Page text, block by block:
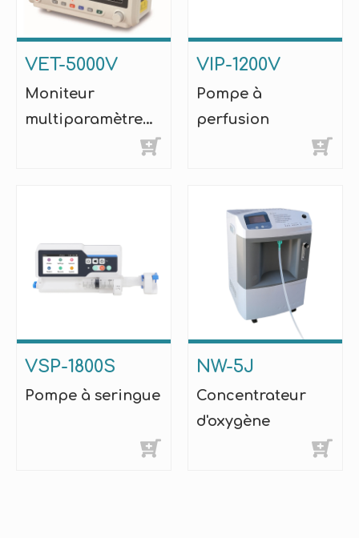
VET-5000V
Moniteur
multiparamètre
VIP-1200V
Pompe à
perfusion
VSP-1800S
Pompe à seringue
NW-5J
Concentrateur
d'oxygène